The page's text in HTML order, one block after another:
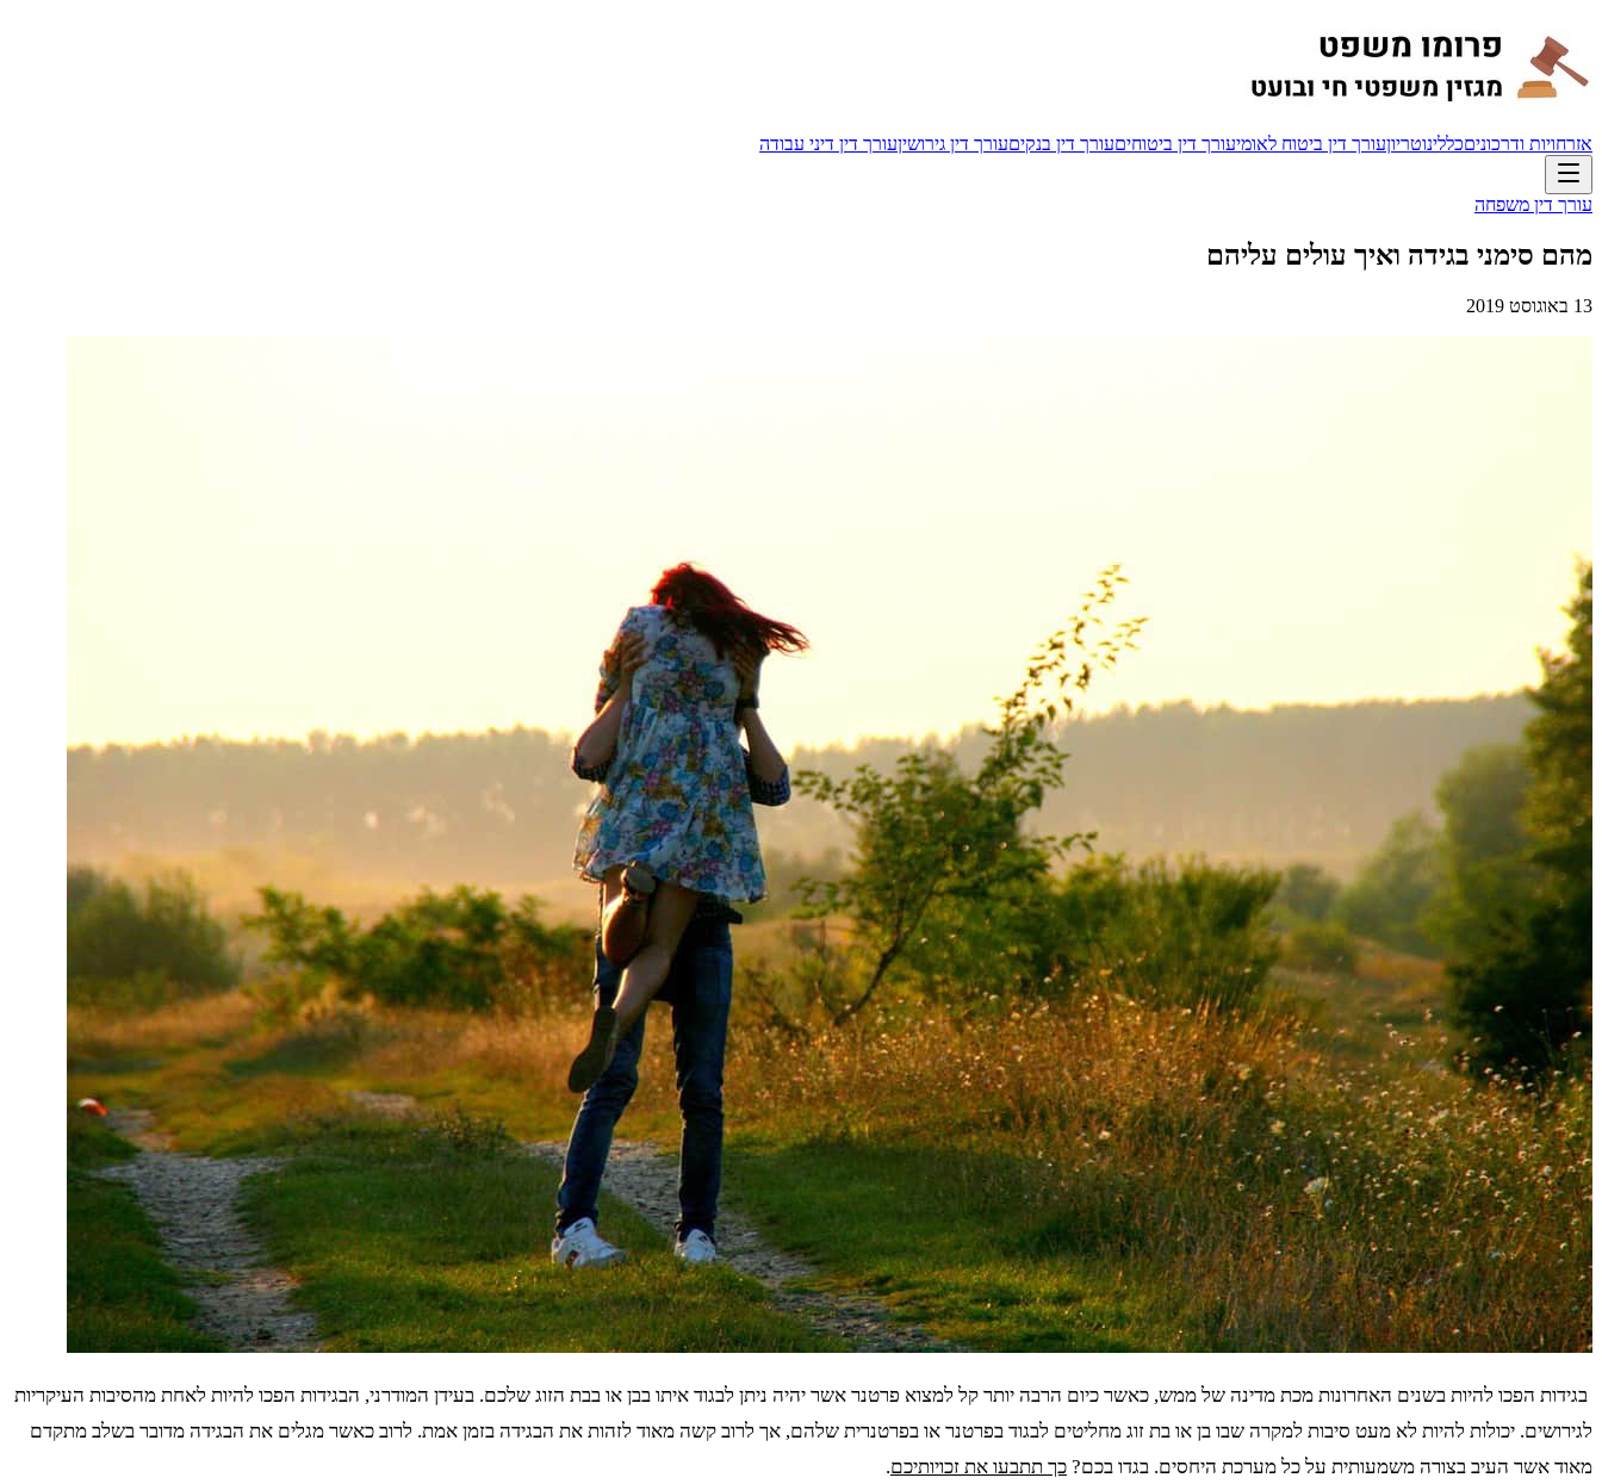
אזרחויות ודרכוניםכללינוטריוןעורך דין ביטוח לאומיעורך דין ביטוחיםעורך דין בנקיםעורך דין גירושיןעורך דין דיני עבודה
עורך דין משפחה
מהם סימני בגידה ואיך עולים עליהם
13 באוגוסט 2019
בגידות הפכו להיות בשנים האחרונות מכת מדינה של ממש, כאשר כיום הרבה יותר קל למצוא פרטנר אשר יהיה ניתן לבגוד איתו בבן או בבת הזוג שלכם. בעידן המודרני, הבגידות הפכו להיות לאחת מהסיבות העיקריות
לגירושים. יכולות להיות לא מעט סיבות למקרה שבו בן או בת זוג מחליטים לבגוד בפרטנר או בפרטנרית שלהם, אך לרוב קשה מאוד לזהות את הבגידה בזמן אמת. לרוב כאשר מגלים את הבגידה מדובר בשלב מתקדם
מאוד אשר העיב בצורה משמעותית על כל מערכת היחסים. בגדו בכם? כך תתבעו את זכויותיכם.